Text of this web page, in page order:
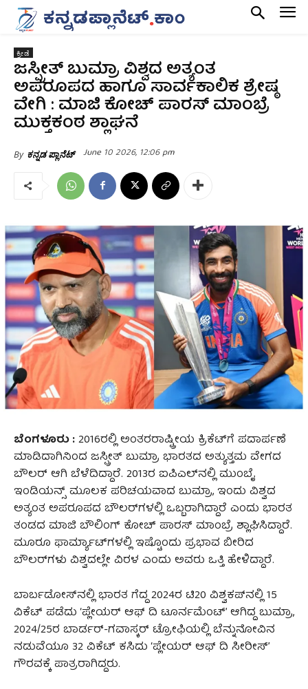
ಕ್ರೀಡೆ
ಜಸ್ಪ್ರೀತ್ ಬುಮ್ರಾ ವಿಶ್ವದ ಅತ್ಯಂತ
ಅಪರೂಪದ ಹಾಗೂ ಸಾರ್ವಕಾಲಿಕ ಶ್ರೇಷ್ಠ
ವೇಗಿ : ಮಾಜಿ ಕೋಚ್ ಪಾರಸ್ ಮಾಂಬ್ರೆ
ಮುಕ್ತಕಂಠ ಶ್ಲಾಘನೆ
By ಕನ್ನಡ ಪ್ಲಾನೆಟ್ June 10 2026, 12:06 pm
ಬೆಂಗಳೂರು :2016ರಲ್ಲಿ ಅಂತರರಾಷ್ಟ್ರೀಯ ಕ್ರಿಕೆಟ್‌ಗೆ ಪದಾರ್ಪಣೆ
ಮಾಡಿದಾಗಿನಿಂದ ಜಸ್ಪ್ರೀತ್ ಬುಮ್ರಾ ಭಾರತದ ಅತ್ಯುತ್ತಮ ವೇಗದ
ಬೌಲರ್ ಆಗಿ ಬೆಳೆದಿದ್ದಾರೆ. 2013ರ ಐಪಿಎಲ್‌ನಲ್ಲಿ ಮುಂಬೈ
ಇಂಡಿಯನ್ಸ್ ಮೂಲಕ ಪರಿಚಯವಾದ ಬುಮ್ರಾ, ಇಂದು ವಿಶ್ವದ
ಅತ್ಯಂತ ಅಪರೂಪದ ಬೌಲರ್‌ಗಳಲ್ಲಿ ಒಬ್ಬರಾಗಿದ್ದಾರೆ ಎಂದು ಭಾರತ
ತಂಡದ ಮಾಜಿ ಬೌಲಿಂಗ್ ಕೋಚ್ ಪಾರಸ್ ಮಾಂಬ್ರೆ ಶ್ಲಾಘಿಸಿದ್ದಾರೆ.
ಮೂರೂ ಫಾರ್ಮ್ಯಾಟ್‌ಗಳಲ್ಲಿ ಇಷ್ಟೊಂದು ಪ್ರಭಾವ ಬೀರಿದ
ಬೌಲರ್‌ಗಳು ವಿಶ್ವದಲ್ಲೇ ವಿರಳ ಎಂದು ಅವರು ಒತ್ತಿ ಹೇಳಿದ್ದಾರೆ.
ಬಾರ್ಬಡೋಸ್‌ನಲ್ಲಿ ಭಾರತ ಗೆದ್ದ 2024ರ ಟಿ20 ವಿಶ್ವಕಪ್‌ನಲ್ಲಿ 15
ವಿಕೆಟ್ ಪಡೆದು ‘ಪ್ಲೇಯರ್ ಆಫ್ ದಿ ಟೂರ್ನಮೆಂಟ್’ ಆಗಿದ್ದ ಬುಮ್ರಾ,
2024/25ರ ಬಾರ್ಡರ್-ಗವಾಸ್ಕರ್ ಟ್ರೋಫಿಯಲ್ಲಿ ಬೆನ್ನುನೋವಿನ
ನಡುವೆಯೂ 32 ವಿಕೆಟ್ ಕಸಿದು ‘ಪ್ಲೇಯರ್ ಆಫ್ ದಿ ಸೀರೀಸ್’
ಗೌರವಕ್ಕೆ ಪಾತ್ರರಾಗಿದ್ದರು.